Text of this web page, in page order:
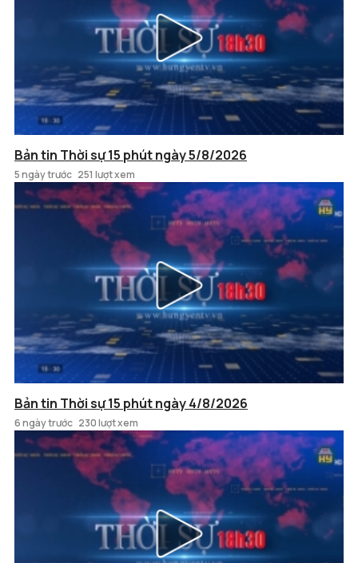
Bản tin Thời sự 15 phút ngày 5/8/2026
5 ngày trước 251 lượt xem
Bản tin Thời sự 15 phút ngày 4/8/2026
6 ngày trước 230 lượt xem